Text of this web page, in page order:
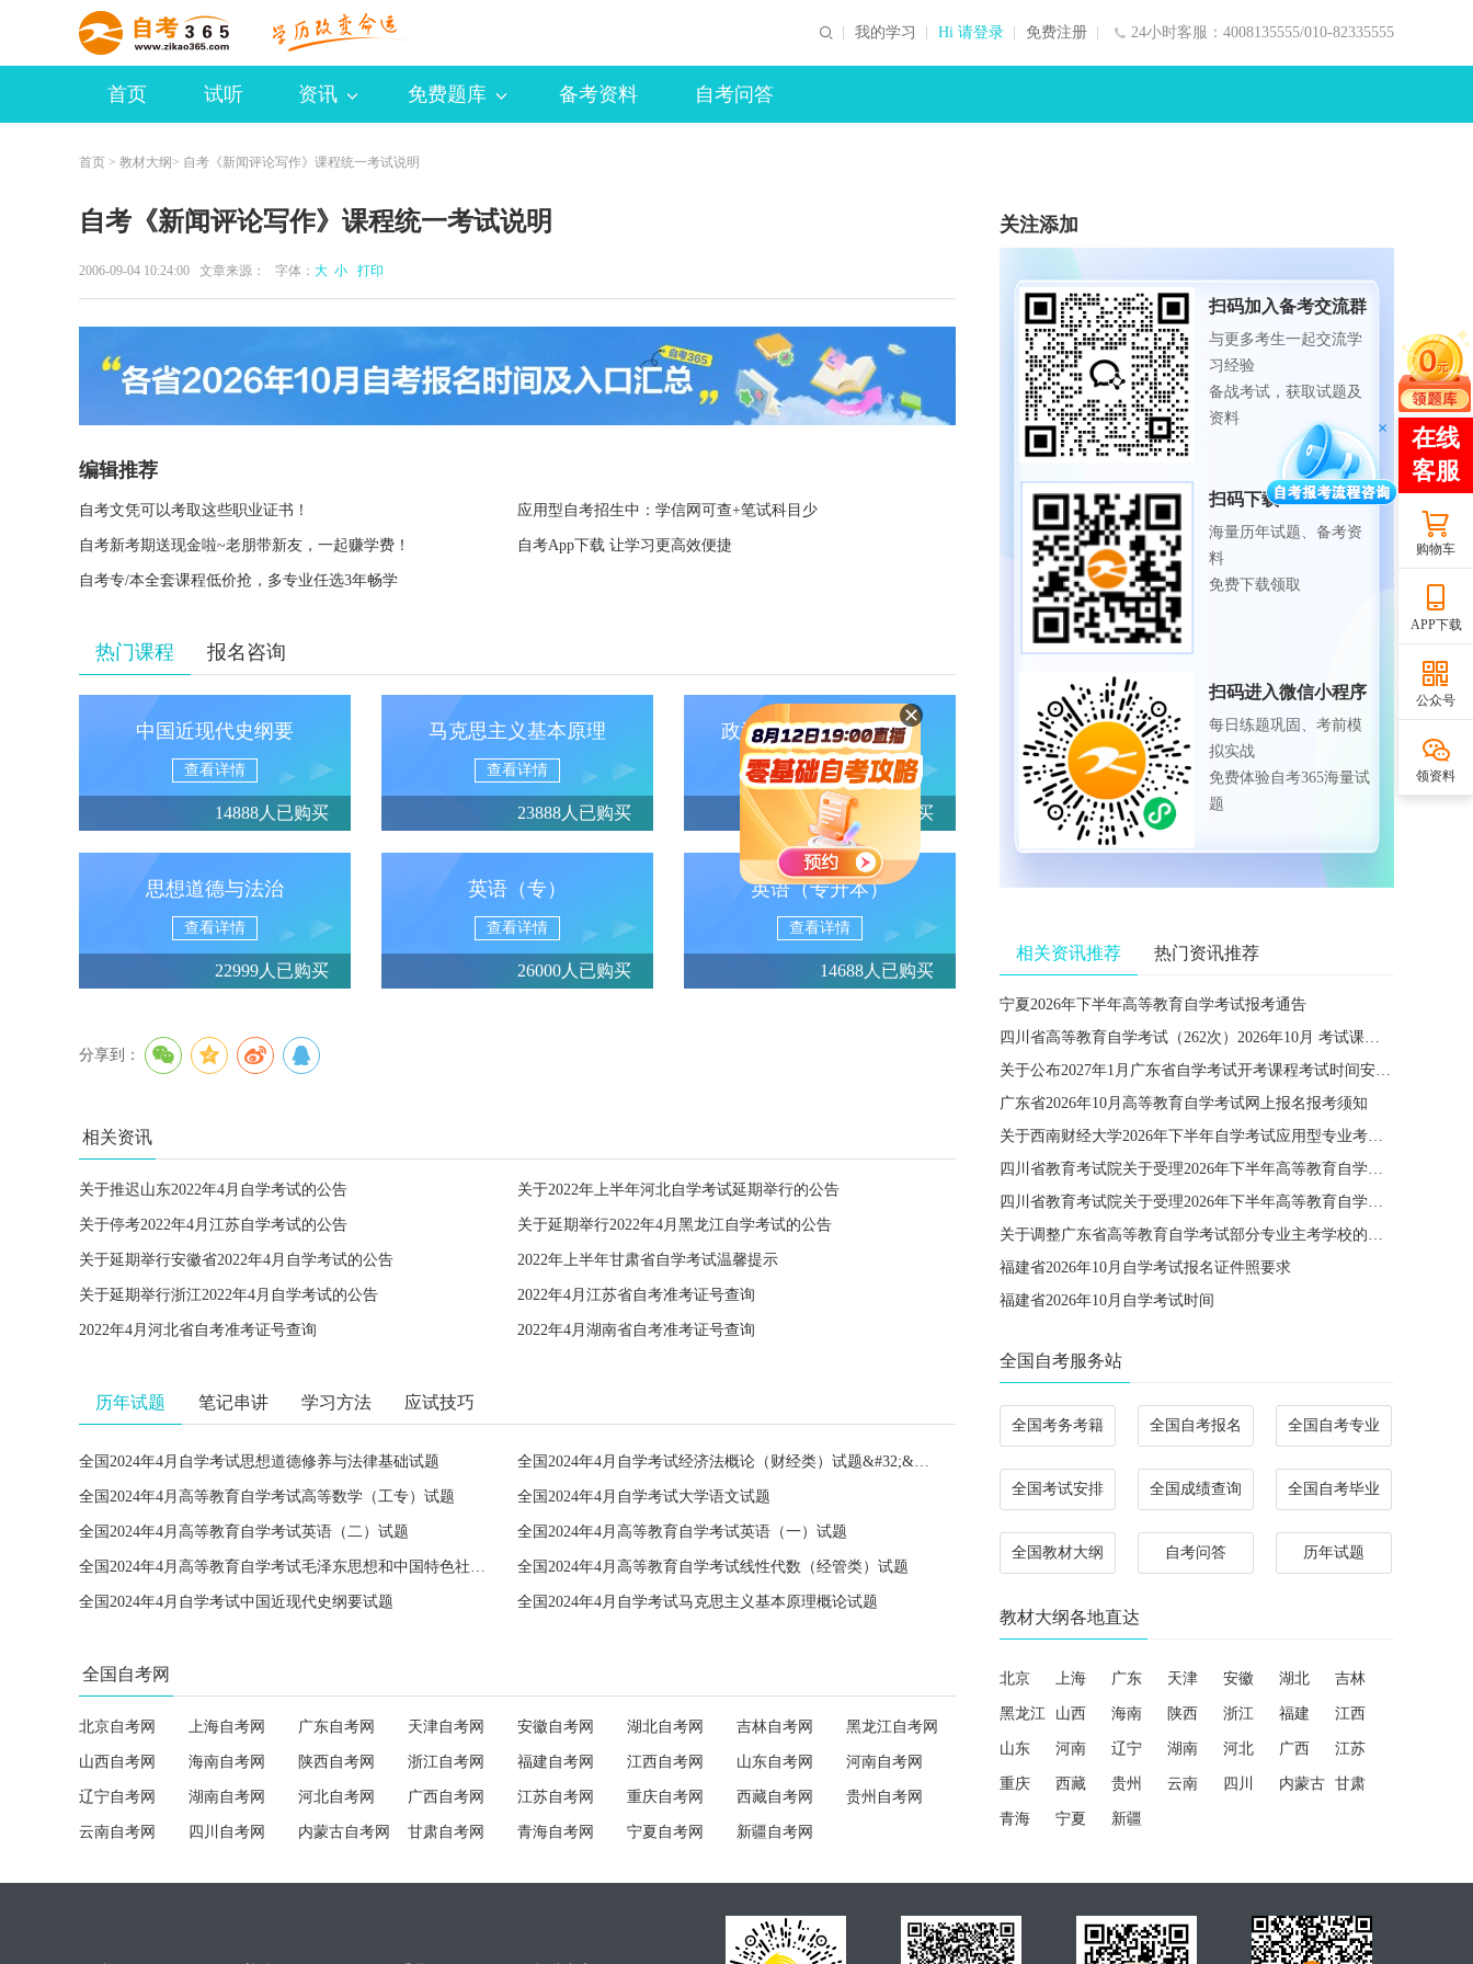
24小时客服：4008135555/010-82335555
我的学习 Hi 请登录 免费注册
首页 试听 资讯 免费题库 备考资料 自考问答
首页 > 教材大纲 > 自考《新闻评论写作》课程统一考试说明
自考《新闻评论写作》课程统一考试说明
2006-09-04 10:24:00 文章来源： 字体： 大 小 打印
编辑推荐
自考文凭可以考取这些职业证书！ 应用型自考招生中：学信网可查+笔试科目少
自考新考期送现金啦~老朋带新友，一起赚学费！ 自考App下载 让学习更高效便捷
自考专/本全套课程低价抢，多专业任选3年畅学
热门课程 报名咨询
中国近现代史纲要
查看详情
14888人已购买
马克思主义基本原理
查看详情
23888人已购买
政治经济学（财经类）
查看详情
13950人已购买
思想道德与法治
查看详情
22999人已购买
英语（专）
查看详情
26000人已购买
英语（专升本）
查看详情
14688人已购买
分享到：
相关资讯
关于推迟山东2022年4月自学考试的公告 关于2022年上半年河北自学考试延期举行的公告
关于停考2022年4月江苏自学考试的公告 关于延期举行2022年4月黑龙江自学考试的公告
关于延期举行安徽省2022年4月自学考试的公告 2022年上半年甘肃省自学考试温馨提示
关于延期举行浙江2022年4月自学考试的公告 2022年4月江苏省自考准考证号查询
2022年4月河北省自考准考证号查询 2022年4月湖南省自考准考证号查询
历年试题 笔记串讲 学习方法 应试技巧
全国2024年4月自学考试思想道德修养与法律基础试题 全国2024年4月自学考试经济法概论（财经类）试题&#32;&#32;
全国2024年4月高等教育自学考试高等数学（工专）试题 全国2024年4月自学考试大学语文试题
全国2024年4月高等教育自学考试英语（二）试题 全国2024年4月高等教育自学考试英语（一）试题
全国2024年4月高等教育自学考试毛泽东思想和中国特色社会主义理论体系概论试题 全国2024年4月高等教育自学考试线性代数（经管类）试题
全国2024年4月自学考试中国近现代史纲要试题 全国2024年4月自学考试马克思主义基本原理概论试题
全国自考网
北京自考网 上海自考网 广东自考网 天津自考网 安徽自考网 湖北自考网 吉林自考网 黑龙江自考网
山西自考网 海南自考网 陕西自考网 浙江自考网 福建自考网 江西自考网 山东自考网 河南自考网
辽宁自考网 湖南自考网 河北自考网 广西自考网 江苏自考网 重庆自考网 西藏自考网 贵州自考网
云南自考网 四川自考网 内蒙古自考网 甘肃自考网 青海自考网 宁夏自考网 新疆自考网
关注添加
扫码加入备考交流群
与更多考生一起交流学
习经验
备战考试，获取试题及
资料
扫码下载APP
海量历年试题、备考资
料
免费下载领取
扫码进入微信小程序
每日练题巩固、考前模
拟实战
免费体验自考365海量试
题
相关资讯推荐 热门资讯推荐
宁夏2026年下半年高等教育自学考试报考通告
四川省高等教育自学考试（262次）2026年10月 考试课程简表
关于公布2027年1月广东省自学考试开考课程考试时间安排和使用教材的通知
广东省2026年10月高等教育自学考试网上报名报考须知
关于西南财经大学2026年下半年自学考试应用型专业考籍更改办理的通知
四川省教育考试院关于受理2026年下半年高等教育自学考试省际转考申请的通告
四川省教育考试院关于受理2026年下半年高等教育自学考试考籍更改申请的通告
关于调整广东省高等教育自学考试部分专业主考学校的通知
福建省2026年10月自学考试报名证件照要求
福建省2026年10月自学考试时间
全国自考服务站
全国考务考籍 全国自考报名 全国自考专业
全国考试安排 全国成绩查询 全国自考毕业
全国教材大纲 自考问答 历年试题
教材大纲各地直达
北京 上海 广东 天津 安徽 湖北 吉林
黑龙江 山西 海南 陕西 浙江 福建 江西
山东 河南 辽宁 湖南 河北 广西 江苏
重庆 西藏 贵州 云南 四川 内蒙古 甘肃
青海 宁夏 新疆
购物车
APP下载
公众号
领资料